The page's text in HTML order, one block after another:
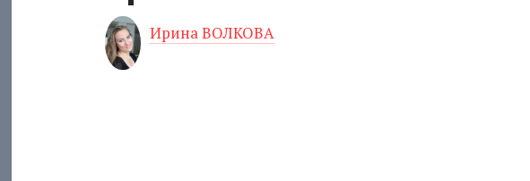
Ирина ВОЛКОВА